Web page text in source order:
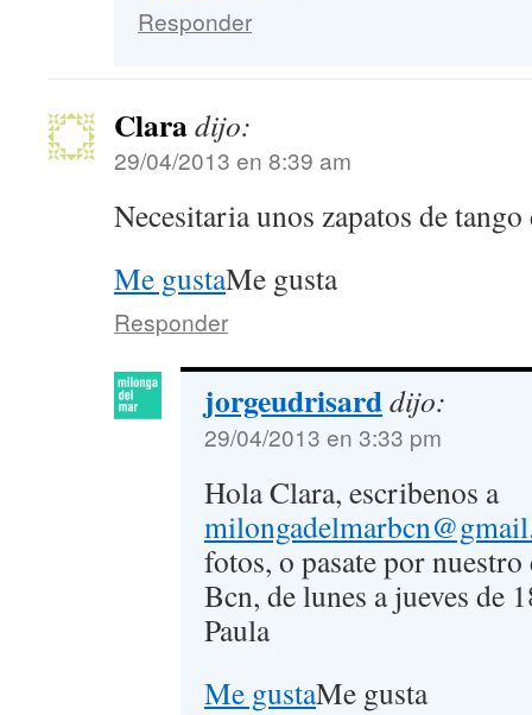
Responder
Claradijo:
29/04/2013 en 8:39 am
Necesitaria unos zapatos de
Me gustaMe gusta
Responder
jorgeudrisarddijo:
29/04/2013 en 3:33 pm
Hola Clara, escribenos a
fotos, o pasate por nuestro
Bcn, de lunes a jueves de
Paula
Me gustaMe gusta